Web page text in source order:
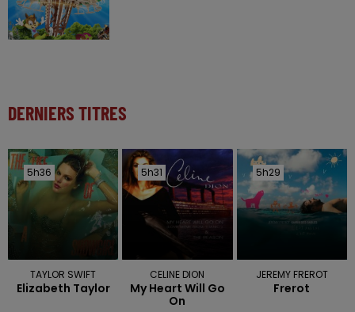
DERNIERS TITRES
5h36
5h36
TAYLOR SWIFT
Elizabeth Taylor
5h31
5h31
CELINE DION
My Heart Will Go
On
5h29
5h29
JEREMY FREROT
Frerot